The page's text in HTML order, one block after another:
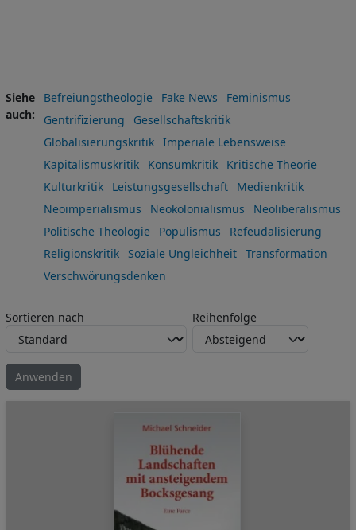
Siehe
auch
Befreiungstheologie Fake News
Feminismus
Gentrifizierung
Gesellschaftskritik
Globalisierungskritik
Imperiale Lebensweise
Kapitalismuskritik
Konsumkritik
Kritische Theorie
Kulturkritik
Leistungsgesellschaft
Medienkritik
Neoimperialismus
Neokolonialismus
Neoliberalismus
Politische Theologie
Populismus
Refeudalisierung
Religionskritik
Soziale Ungleichheit
Transformation
Verschwörungsdenken
Sortieren nach Reihenfolge